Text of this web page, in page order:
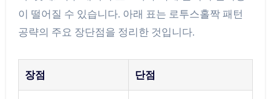
이 떨어질 수 있습니다. 아래 표는 로투스홀짝 패턴
공략의 주요 장단점을 정리한 것입니다.
장점 단점